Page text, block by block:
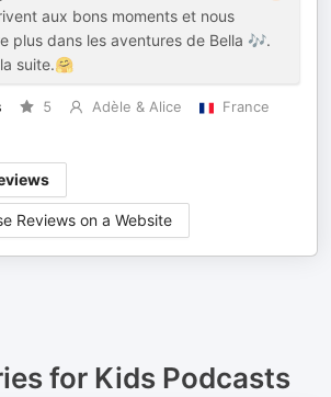
aux bons moments et nous
plus dans les aventures de Bella 🎶.
suite.🤗
5 Adèle & Alice
France
Reviews on a Website
for KidsPodcasts